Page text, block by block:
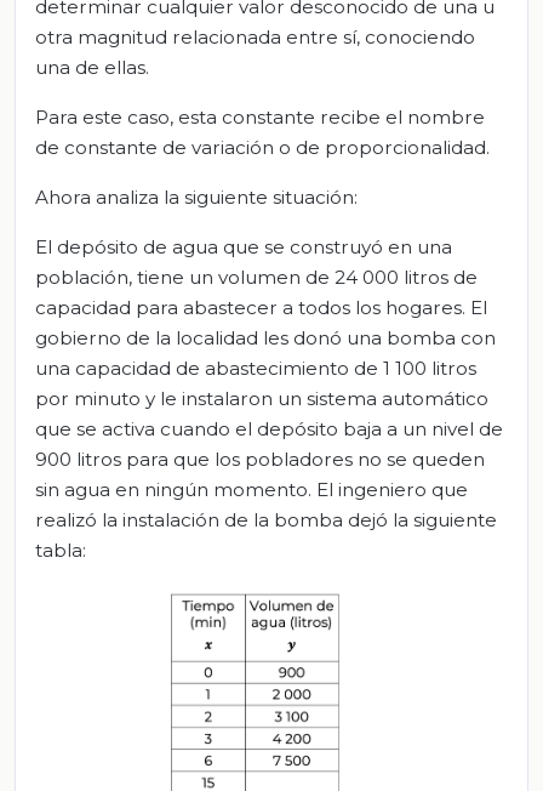
determinar cualquier valor desconocido de una u
otra magnitud relacionada entre sí, conociendo
una de ellas.
Para este caso, esta constante recibe el nombre
de constante de variación o de proporcionalidad.
Ahora analiza la siguiente situación:
El depósito de agua que se construyó en una
población, tiene un volumen de 24 000 litros de
capacidad para abastecer a todos los hogares. El
gobierno de la localidad les donó una bomba con
una capacidad de abastecimiento de 1 100 litros
por minuto y le instalaron un sistema automático
que se activa cuando el depósito baja a un nivel de
900 litros para que los pobladores no se queden
sin agua en ningún momento. El ingeniero que
realizó la instalación de la bomba dejó la siguiente
tabla: